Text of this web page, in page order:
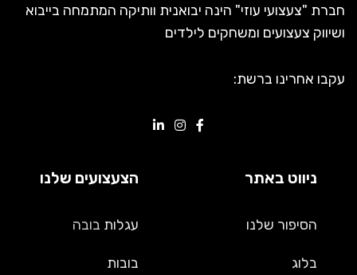
חברת "צעצועי עוזי" הינה יבואנית וותיקה המתמחה בייבוא
ושיווק צעצועים ומשחקים לילדים
עקבו אחרינו ברשת:
ניווט באתר
הסיפור שלנו
בלוג
הצעצועים שלנו
עגלות בובה
בובות